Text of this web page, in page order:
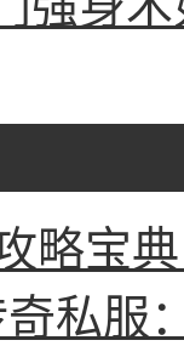
略宝
私服